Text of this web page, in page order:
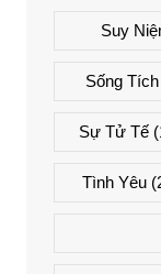
Suy
Sống
Sự Tử Tế
Tình Yêu